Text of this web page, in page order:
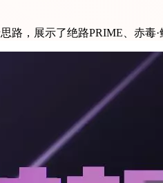
，展示了绝路PRIME、赤